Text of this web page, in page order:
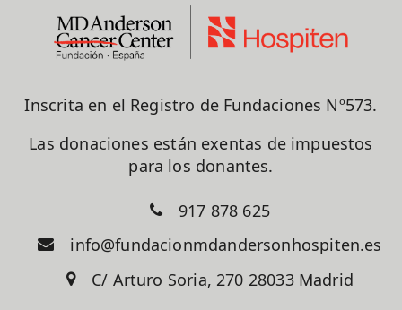
Inscrita en el Registro de Fundaciones Nº573.
Las donaciones están exentas de impuestos
para los donantes.
917 878 625
info@fundacionmdandersonhospiten.es
C/ Arturo Soria, 270 28033 Madrid